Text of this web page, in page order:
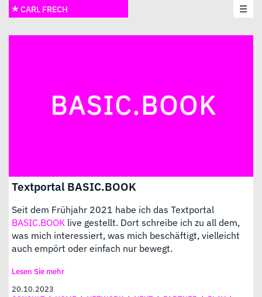
CARL FRECH ☰
Textportal BASIC.BOOK
Seit dem Frühjahr 2021 habe ich das Textportal
BASIC.BOOK live gestellt. Dort schreibe ich zu all dem,
was mich interessiert, was mich beschäftigt, vielleicht
auch empört oder einfach nur bewegt.
Lesen Sie mehr
20.10.2023